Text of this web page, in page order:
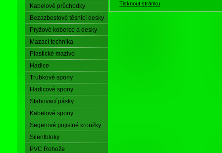
Kabelové průchodky
Bezazbestové těsnící desky
Pryžové koberce a desky
Mazací technika
Plastické mazivo
Hadice
Trubkové spony
Hadicové spony
Stahovací pásky
Kabelové spony
Segerové pojistné kroužky
Silentbloky
PVC Rohože
Tisknout stránku